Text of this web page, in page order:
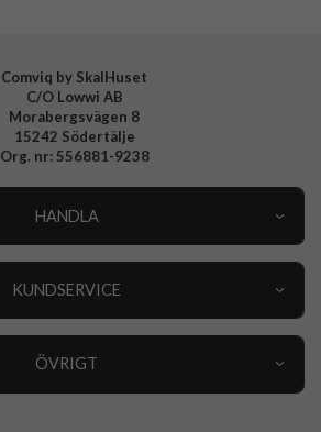
Comviq by SkalHuset
C/O Lowwi AB
Morabergsvägen 8
15242 Södertälje
Org. nr: 556881-9238
HANDLA
KUNDSERVICE
ÖVRIGT